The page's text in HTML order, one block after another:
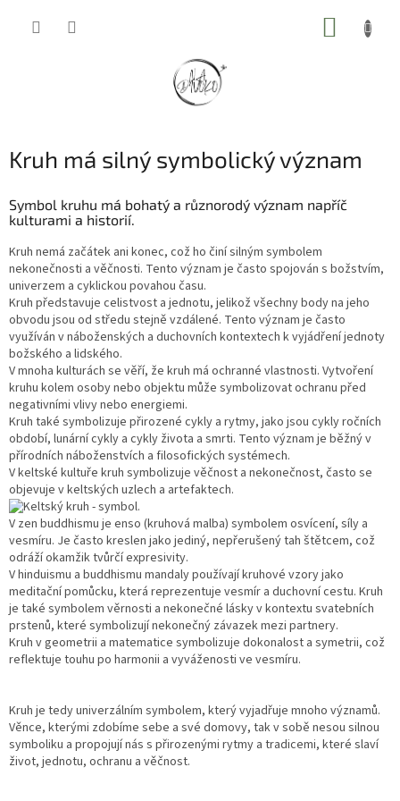
Kruh má silný symbolický význam
Symbol kruhu má bohatý a různorodý význam napříč
kulturami a historií.
Kruh nemá začátek ani konec, což ho činí silným symbolem
nekonečnosti a věčnosti. Tento význam je často spojován s božstvím,
univerzem a cyklickou povahou času.
Kruh představuje celistvost a jednotu, jelikož všechny body na jeho
obvodu jsou od středu stejně vzdálené. Tento význam je často
využíván v náboženských a duchovních kontextech k vyjádření jednoty
božského a lidského.
V mnoha kulturách se věří, že kruh má ochranné vlastnosti. Vytvoření
kruhu kolem osoby nebo objektu může symbolizovat ochranu před
negativními vlivy nebo energiemi.
Kruh také symbolizuje přirozené cykly a rytmy, jako jsou cykly ročních
období, lunární cykly a cykly života a smrti. Tento význam je běžný v
přírodních náboženstvích a filosofických systémech.
V keltské kultuře kruh symbolizuje věčnost a nekonečnost, často se
objevuje v keltských uzlech a artefaktech.
V zen buddhismu je enso (kruhová malba) symbolem osvícení, síly a
vesmíru. Je často kreslen jako jediný, nepřerušený tah štětcem, což
odráží okamžik tvůrčí expresivity.
V hinduismu a buddhismu mandaly používají kruhové vzory jako
meditační pomůcku, která reprezentuje vesmír a duchovní cestu. Kruh
je také symbolem věrnosti a nekonečné lásky v kontextu svatebních
prstenů, které symbolizují nekonečný závazek mezi partnery.
Kruh v geometrii a matematice symbolizuje dokonalost a symetrii, což
reflektuje touhu po harmonii a vyváženosti ve vesmíru.
Kruh je tedy univerzálním symbolem, který vyjadřuje mnoho významů.
Věnce, kterými zdobíme sebe a své domovy, tak v sobě nesou silnou
symboliku a propojují nás s přirozenými rytmy a tradicemi, které slaví
život, jednotu, ochranu a věčnost.